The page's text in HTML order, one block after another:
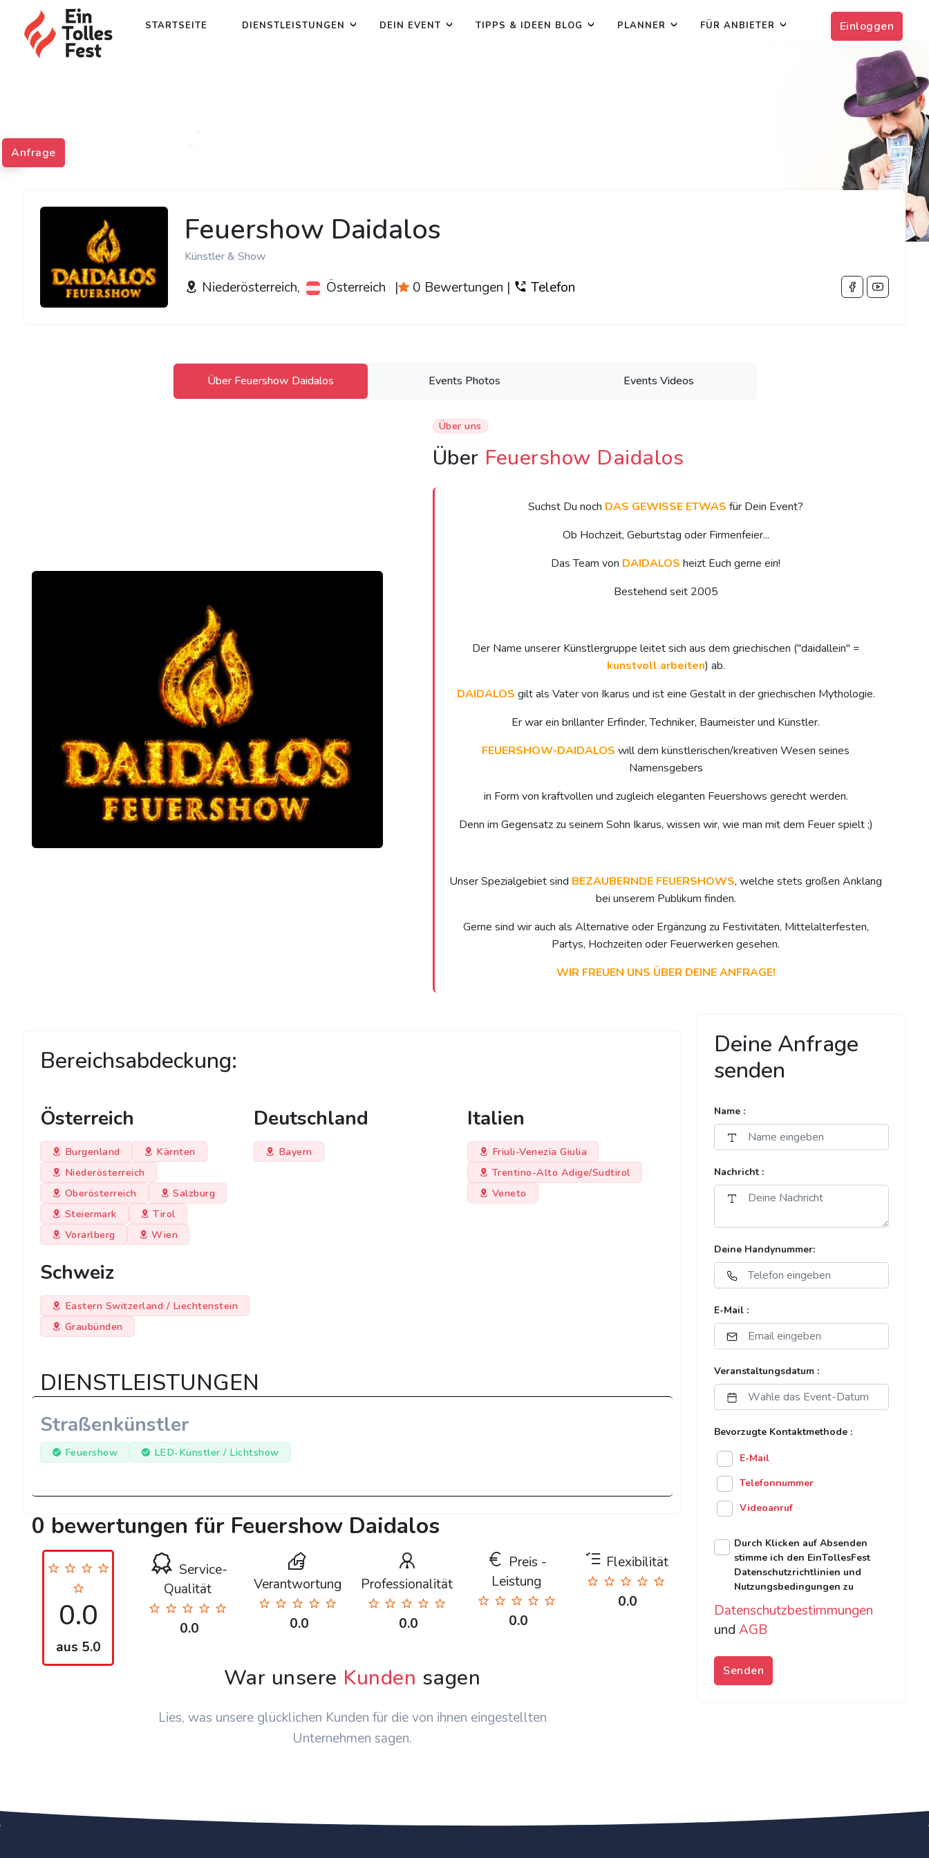
Einloggen
STARTSEITE DIENSTLEISTUNGEN DEIN EVENT TIPPS & IDEEN BLOG PLANNER FÜR ANBIETER
Feuershow Daidalos
Künstler & Show
Niederösterreich, Österreich | 0 Bewertungen | Telefon
Über Feuershow Daidalos Events Photos Events Videos
Über uns
Über Feuershow Daidalos
Suchst Du noch DAS GEWISSE ETWAS für Dein Event?
Ob Hochzeit, Geburtstag oder Firmenfeier...
Das Team von DAIDALOS heizt Euch gerne ein!
Bestehend seit 2005
Der Name unserer Künstlergruppe leitet sich aus dem griechischen ("daidallein" =
kunstvoll arbeiten) ab.
DAIDALOS gilt als Vater von Ikarus und ist eine Gestalt in der griechischen Mythologie.
Er war ein brillanter Erfinder, Techniker, Baumeister und Künstler.
FEUERSHOW-DAIDALOS will dem künstlerischen/kreativen Wesen seines
Namensgebers
in Form von kraftvollen und zugleich eleganten Feuershows gerecht werden.
Denn im Gegensatz zu seinem Sohn Ikarus, wissen wir, wie man mit dem Feuer spielt ;)
Unser Spezialgebiet sind BEZAUBERNDE FEUERSHOWS, welche stets großen Anklang
bei unserem Publikum finden.
Gerne sind wir auch als Alternative oder Ergänzung zu Festivitäten, Mittelalterfesten,
Partys, Hochzeiten oder Feuerwerken gesehen.
WIR FREUEN UNS ÜBER DEINE ANFRAGE!
Bereichsabdeckung:
Österreich
Burgenland
Kärnten
Niederösterreich
Oberösterreich
Salzburg
Steiermark
Tirol
Vorarlberg
Wien
Deutschland
Bayern
Italien
Friuli-Venezia Giulia
Trentino-Alto Adige/Sudtirol
Veneto
Schweiz
Eastern Switzerland / Liechtenstein
Graubünden
DIENSTLEISTUNGEN
Straßenkünstler
Feuershow LED-Künstler / Lichtshow
0 bewertungen für Feuershow Daidalos
0.0
aus 5.0
Service-
Qualität
0.0
Verantwortung
0.0
Professionalität
0.0
Preis -
Leistung
0.0
Flexibilität
0.0
War unsere Kunden sagen
Lies, was unsere glücklichen Kunden für die von ihnen eingestellten
Unternehmen sagen.
Deine Anfrage
senden
Name :
Nachricht :
Deine Handynummer:
E-Mail :
Veranstaltungsdatum :
Bevorzugte Kontaktmethode :
E-Mail
Telefonnummer
Videoanruf
Durch Klicken auf Absenden
stimme ich den EinTollesFest
Datenschutzrichtlinien und
Nutzungsbedingungen zu
Datenschutzbestimmungen
und AGB
Senden
Anfrage